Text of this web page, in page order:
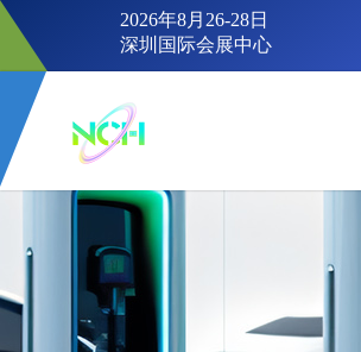
2026年8月26-28日
深圳国际会展中心